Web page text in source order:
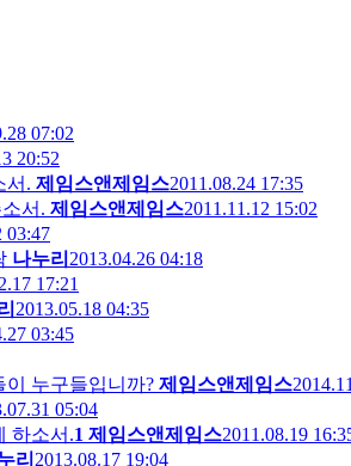
07:02
20:52
서. 제임스앤제임스2011.08.24 17:35
서. 제임스앤제임스2011.11.12 15:02
03:47
나누리 2013.04.26 04:18
17:21
2013.05.18 04:35
03:45
누구들입니까? 제임스앤제임스
05:04
하소서.1 제임스앤제임스2011.08.19
리 2013.08.17 19:04